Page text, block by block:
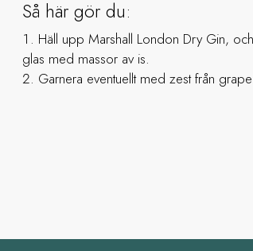
Så här gör du:
Häll upp Marshall London Dry Gin,
glas med massor av is.
Garnera eventuellt med zest från